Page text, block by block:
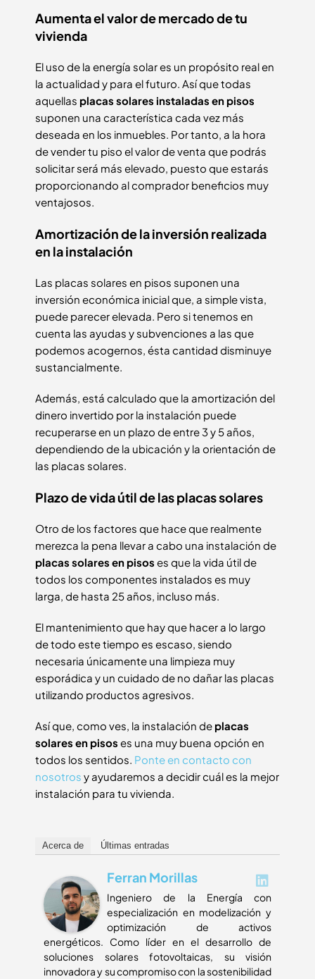
Aumenta el valor de mercado de tu
vivienda
El uso de la energía solar es un propósito real en
la actualidad y para el futuro. Así que todas
aquellas placas solares instaladas en pisos
suponen una característica cada vez más
deseada en los inmuebles. Por tanto, a la hora
de vender tu piso el valor de venta que podrás
solicitar será más elevado, puesto que estarás
proporcionando al comprador beneficios muy
ventajosos.
Amortización de la inversión realizada
en la instalación
Las placas solares en pisos suponen una
inversión económica inicial que, a simple vista,
puede parecer elevada. Pero si tenemos en
cuenta las ayudas y subvenciones a las que
podemos acogernos, ésta cantidad disminuye
sustancialmente.
Además, está calculado que la amortización del
dinero invertido por la instalación puede
recuperarse en un plazo de entre 3 y 5 años,
dependiendo de la ubicación y la orientación de
las placas solares.
Plazo de vida útil de las placas solares
Otro de los factores que hace que realmente
merezca la pena llevar a cabo una instalación de
placas solares en pisos es que la vida útil de
todos los componentes instalados es muy
larga, de hasta 25 años, incluso más.
El mantenimiento que hay que hacer a lo largo
de todo este tiempo es escaso, siendo
necesaria únicamente una limpieza muy
esporádica y un cuidado de no dañar las placas
utilizando productos agresivos.
Así que, como ves, la instalación de placas
solares en pisos es una muy buena opción en
todos los sentidos. Ponte en contacto con
nosotros y ayudaremos a decidir cuál es la mejor
instalación para tu vivienda.
Acerca de Últimas entradas
Ferran Morillas
Ingeniero de la Energía con
especialización en modelización y
optimización de activos
energéticos. Como líder en el desarrollo de
soluciones solares fotovoltaicas, su visión
innovadora y su compromiso con la sostenibilidad